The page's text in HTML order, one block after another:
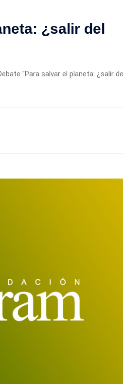
¿salir del
"Para salvar el planeta: ¿salir